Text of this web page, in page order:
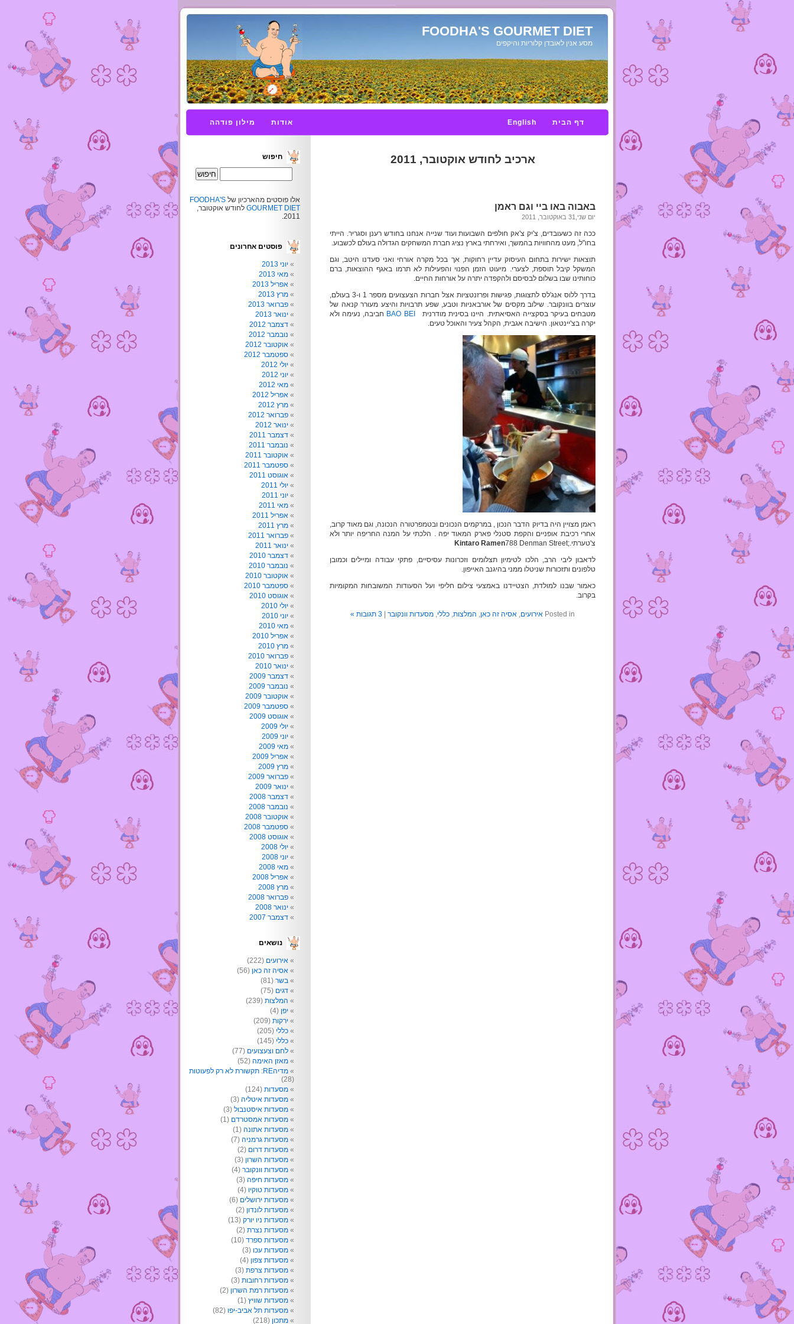
FOODHA'S GOURMET DIET
מסע אנין לאובדן קלוריות והיקפים
דף הבית English אודות מילון פודהה
ארכיב לחודש אוקטובר, 2011
באבוה באו ביי וגם ראמן
יום שני,31 באוקטובר, 2011
ככה זה כשעובדים, צ'יק צ'אק חולפים השבועות ועוד שנייה אנחנו בחודש רענן וסגריר. הייתי
בחו"ל, מעט מהחוויות בהמשך, ואירחתי בארץ נציג חברת המשחקים הגדולה בעולם לכשבוע.
תוצאות ישירות בתחום העיסוק עדיין רחוקות, אך בכל מקרה אורחי ואני סעדנו היטב, וגם
המשקל קיבל תוספת, לצערי. מיעוט הזמן הפנוי והפעילות לא תרמו באגף ההוצאות, ברם
כוחותינו שבו בשלום לבסיסם ולהקפדה יתרה על אורחות החיים.
בדרך ללוס אנג'לס לתצוגות, פגישות ופרזנטציות אצל חברות הצעצועים מספר 1 ו-3 בעולם,
עוצרים בוונקובר. שילוב מקסים של אורבאניות וטבע, שפע תרבויות והיצע מעורר קנאה של
מטבחים בעיקר בסקצייה האסיאתית. היינו בסינית מודרנית
BAO BEI חביבה, נעימה ולא
יקרה בצ'יינטאון. הישיבה אגבית, הקהל צעיר והאוכל טעים.
ראמן מצויין היה בדיוק הדבר הנכון , במרקמים הנכונים ובטמפרטורה הנכונה, וגם מאוד קרוב,
אחרי רכיבת אופניים והקפת סטנלי פארק המאוד יפה . הלכתי על המנה החריפה יותר ולא
צ'טערתי.;
Kintaro Ramen788 Denman Street
לדאבון ליבי הרב, הלכו לטימיון תצלומים וזכרונות עסיסיים, פתקי עבודה ומיילים וכמובן
טלפונים ותזכורות שניטלו ממני בהיגנב האייפון.
כאמור שבנו למולדת, הצטיידנו באמצעי צילום חליפי ועל הסעודות המשובחות המקומיות
בקרוב.
Posted in אירועים, אסיה זה כאן, המלצות, כללי, מסעדות וונקובר 3 תגובות »
חיפוש
אלו פוסטים מהארכיון של FOODHA'S
GOURMET DIET לחודש אוקטובר,
2011.
פוסטים אחרונים
יוני 2013
מאי 2013
אפריל 2013
מרץ 2013
פברואר 2013
ינואר 2013
דצמבר 2012
נובמבר 2012
אוקטובר 2012
ספטמבר 2012
יולי 2012
יוני 2012
מאי 2012
אפריל 2012
מרץ 2012
פברואר 2012
ינואר 2012
דצמבר 2011
נובמבר 2011
אוקטובר 2011
ספטמבר 2011
אוגוסט 2011
יולי 2011
יוני 2011
מאי 2011
אפריל 2011
מרץ 2011
פברואר 2011
ינואר 2011
דצמבר 2010
נובמבר 2010
אוקטובר 2010
ספטמבר 2010
אוגוסט 2010
יולי 2010
יוני 2010
מאי 2010
אפריל 2010
מרץ 2010
פברואר 2010
ינואר 2010
דצמבר 2009
נובמבר 2009
אוקטובר 2009
ספטמבר 2009
אוגוסט 2009
יולי 2009
יוני 2009
מאי 2009
אפריל 2009
מרץ 2009
פברואר 2009
ינואר 2009
דצמבר 2008
נובמבר 2008
אוקטובר 2008
ספטמבר 2008
אוגוסט 2008
יולי 2008
יוני 2008
מאי 2008
אפריל 2008
מרץ 2008
פברואר 2008
ינואר 2008
דצמבר 2007
נושאים
אירועים (222)
אסיה זה כאן (56)
בשר (81)
דגים (75)
המלצות (239)
יפן (4)
ירקות (209)
כללי (205)
כללי (145)
לחם וצעצועים (77)
מאזן האימה (52)
מדיהRE: תקשורת לא רק לפעוטות
(28)
מסעדות (124)
מסעדות איטליה (3)
מסעדות איסטנבול (3)
מסעדות אמסטרדם (1)
מסעדות אתונה (1)
מסעדות גרמניה (7)
מסעדות דרום (2)
מסעדות השרון (3)
מסעדות וונקובר (4)
מסעדות חיפה (3)
מסעדות טוקיו (4)
מסעדות ירושלים (6)
מסעדות לונדון (2)
מסעדות ניו יורק (13)
מסעדות נצרת (2)
מסעדות ספרד (10)
מסעדות עכו (3)
מסעדות צפון (4)
מסעדות צרפת (3)
מסעדות רחובות (3)
מסעדות רמת השרון (2)
מסעדות שוויץ (1)
מסעדות תל אביב-יפו (82)
מתכון (218)